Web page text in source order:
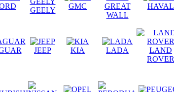
GEELY GMC
GREAT
WALL
HAVAL
JEEP KIA LADA
LAND
ROVER